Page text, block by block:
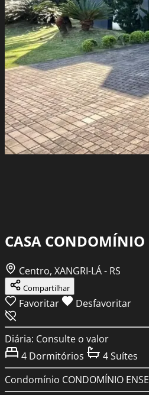
CASA CONDOMÍNIO
Centro, XANGRI-LÁ - RS
Compartilhar
Favoritar Desfavoritar
Diária: Consulte o valor
4 Dormitórios 4Suítes
Condomínio CONDOMÍNIO